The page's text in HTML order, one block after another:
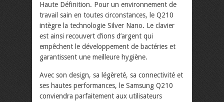
Haute Définition. Pour un environnement de
travail sain en toutes circonstances, le Q210
intègre la technologie Silver Nano. Le clavier
est ainsi recouvert d’ions d’argent qui
empêchent le développement de bactéries et
garantissent une meilleure hygiène.
Avec son design, sa légèreté, sa connectivité et
ses hautes performances, le Samsung Q210
conviendra parfaitement aux utilisateurs